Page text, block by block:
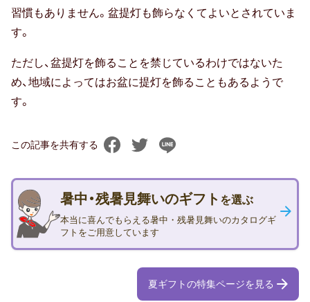
こどもの日
ギフトマナー
相場・予算
マナー・常識
メッセージ（メッセージカード・お礼
状）
包装・ラッピング
習慣もありません。盆提灯も飾らなくてよいとされていま
す。
ただし、盆提灯を飾ることを禁じているわけではないた
め、地域によってはお盆に提灯を飾ることもあるようで
す。
この記事を共有する
暑中・残暑見舞いのギフト を選ぶ
本当に喜んでもらえる暑中・残暑見舞いのカタログギ
フトをご用意しています
夏ギフトの特集ページを見る